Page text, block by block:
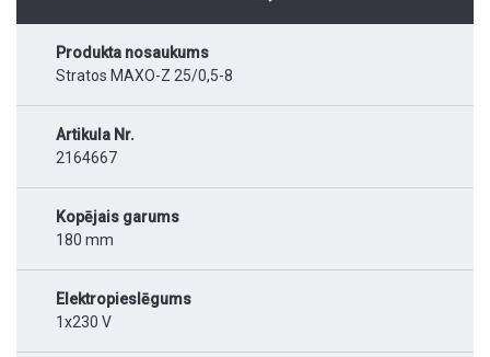
Produkta nosaukums
Stratos MAXO-Z 25/0,5-8
Artikula Nr.
2164667
Kopējais garums
180 mm
Elektropieslēgums
1x230 V